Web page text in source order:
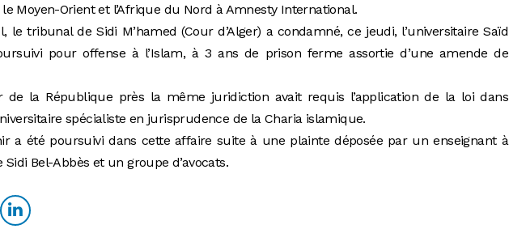
Moyen-Orient et l’Afrique du Nord à Amnesty International.
le tribunal de Sidi M’hamed (Cour d’Alger) a condamné, ce jeudi, l’universitaire Saïd
pour offense à l’Islam, à 3 ans de prison ferme assortie d’une amende de
de la République près la même juridiction avait requis l’application de la loi dans
spécialiste en jurisprudence de la Charia islamique.
a été poursuivi dans cette affaire suite à une plainte déposée par un enseignant à
Sidi Bel-Abbès et un groupe d’avocats.